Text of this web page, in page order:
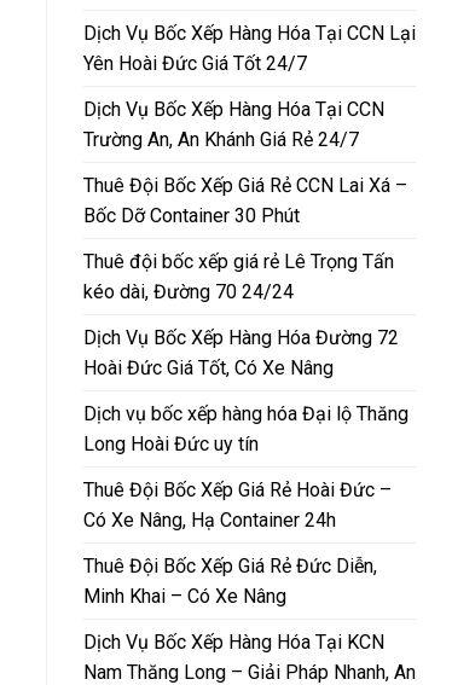
Dịch Vụ Bốc Xếp Hàng Hóa Tại CCN Lại
Yên Hoài Đức Giá Tốt 24/7
Dịch Vụ Bốc Xếp Hàng Hóa Tại CCN
Trường An, An Khánh Giá Rẻ 24/7
Thuê Đội Bốc Xếp Giá Rẻ CCN Lai Xá –
Bốc Dỡ Container 30 Phút
Thuê đội bốc xếp giá rẻ Lê Trọng Tấn
kéo dài, Đường 70 24/24
Dịch Vụ Bốc Xếp Hàng Hóa Đường 72
Hoài Đức Giá Tốt, Có Xe Nâng
Dịch vụ bốc xếp hàng hóa Đại lộ Thăng
Long Hoài Đức uy tín
Thuê Đội Bốc Xếp Giá Rẻ Hoài Đức –
Có Xe Nâng, Hạ Container 24h
Thuê Đội Bốc Xếp Giá Rẻ Đức Diễn,
Minh Khai – Có Xe Nâng
Dịch Vụ Bốc Xếp Hàng Hóa Tại KCN
Nam Thăng Long – Giải Pháp Nhanh, An